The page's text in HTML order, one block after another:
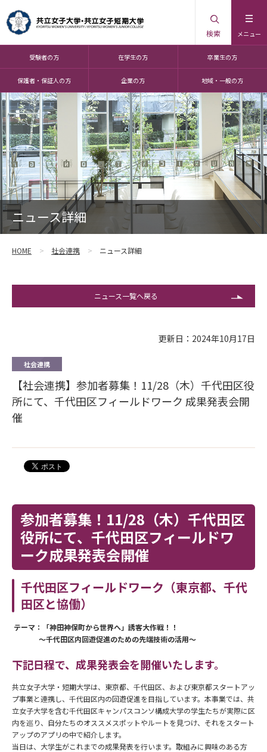
メニュー
検索
受験者の方 在学生の方 卒業生の方
保護者・保証人の方 企業の方 地域・一般の方
ニュース詳細
HOME 社会連携 ニュース詳細
ニュース一覧へ戻る
更新日：2024年10月17日
社会連携
【社会連携】参加者募集！11/28（木）千代田区役
所にて、千代田区フィールドワーク 成果発表会開
催
参加者募集！11/28（木）千代田区
役所にて、千代田区フィールドワ
ーク成果発表会開催
千代田区フィールドワーク（東京都、千代
田区と協働）
テーマ：「神田神保町から世界へ」誘客大作戦！！
～千代田区内回遊促進のための先端技術の活用～
下記日程で、成果発表会を開催いたします。
共立女子大学・短期大学は、東京都、千代田区、および東京都スタートアッ
プ事業と連携し、千代田区内の回遊促進を目指しています。本事業では、共
立女子大学を含む千代田区キャンパスコンソ構成大学の学生たちが実際に区
内を巡り、自分たちのオススメスポットやルートを見つけ、それをスタート
アップのアプリの中で紹介します。
当日は、大学生がこれまでの成果発表を行います。取組みに興味のある方